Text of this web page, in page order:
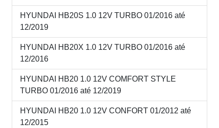
HYUNDAI HB20S 1.0 12V TURBO 01/2016 até
12/2019
HYUNDAI HB20X 1.0 12V TURBO 01/2016 até
12/2016
HYUNDAI HB20 1.0 12V COMFORT STYLE
TURBO 01/2016 até 12/2019
HYUNDAI HB20 1.0 12V CONFORT 01/2012 até
12/2015